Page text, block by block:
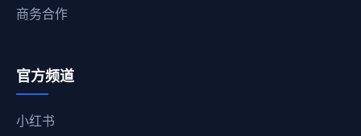
商务合作
官方频道
小红书